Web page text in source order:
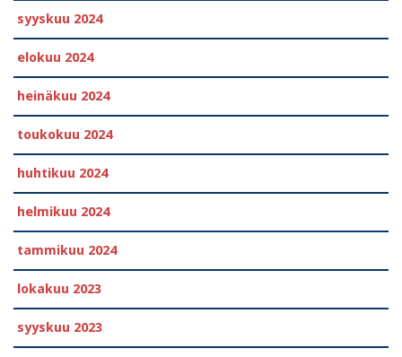
syyskuu 2024
elokuu 2024
heinäkuu 2024
toukokuu 2024
huhtikuu 2024
helmikuu 2024
tammikuu 2024
lokakuu 2023
syyskuu 2023